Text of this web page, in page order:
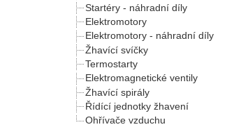
Startéry - náhradní díly
Elektromotory
Elektromotory - náhradní díly
Žhavící svíčky
Termostarty
Elektromagnetické ventily
Žhavící spirály
Řídící jednotky žhavení
Ohřívače vzduchu